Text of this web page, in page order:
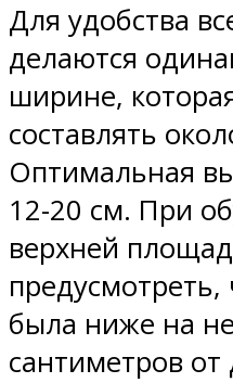
Для удобства
делаются
ширине,
составлять
Оптимальная
12-20 см. При
верхней
была ниже на
сантиметров от